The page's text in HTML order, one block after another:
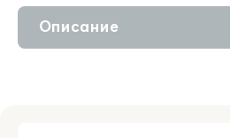
Приобретение
Описание